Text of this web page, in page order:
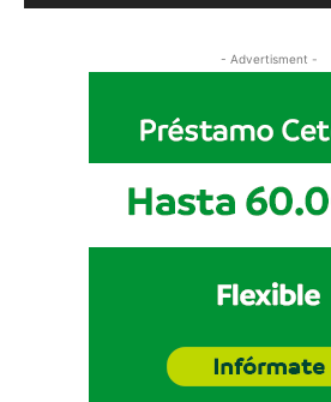
- Advertisment -